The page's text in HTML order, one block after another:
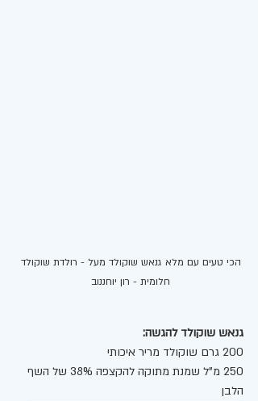
הכי טעים עם מלא גנאש שוקולד מעל - רולדת שוקולד
חלומית - רון יוחננוב
גנאש שוקולד להגשה:
200 גרם שוקולד מריר איכותי
250 מ"ל שמנת מתוקה להקצפה 38% של השף
הלבן